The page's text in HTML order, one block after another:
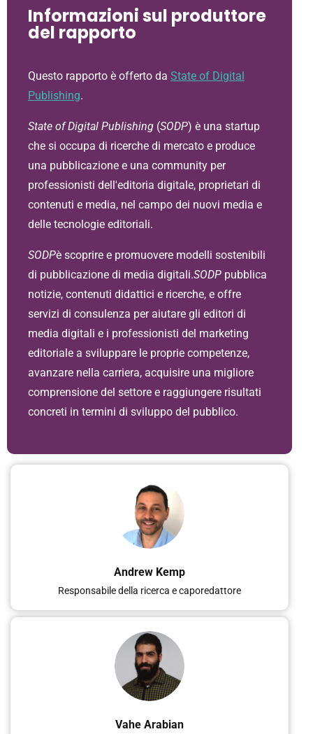
Informazioni sul produttore
del rapporto
Questo rapporto è offerto da State of Digital
Publishing.
State of Digital Publishing (SODP) è una startup
che si occupa di ricerche di mercato e produce
una pubblicazione e una community per
professionisti dell'editoria digitale, proprietari di
contenuti e media, nel campo dei nuovi media e
delle tecnologie editoriali.
SODPè scoprire e promuovere modelli sostenibili
di pubblicazione di media digitali.SODP pubblica
notizie, contenuti didattici e ricerche, e offre
servizi di consulenza per aiutare gli editori di
media digitali e i professionisti del marketing
editoriale a sviluppare le proprie competenze,
avanzare nella carriera, acquisire una migliore
comprensione del settore e raggiungere risultati
concreti in termini di sviluppo del pubblico.
Andrew Kemp
Responsabile della ricerca e caporedattore
Vahe Arabian